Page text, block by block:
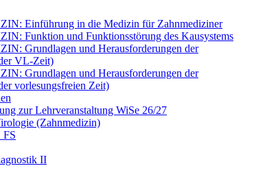
Einführung in die Medizin für Zahnmediziner
Funktion und Funktionsstörung des Kausystems
Grundlagen und Herausforderungen der
VL-Zeit)
Grundlagen und Herausforderungen der
vorlesungsfreien Zeit)
zur Lehrveranstaltung WiSe 26/27
(Zahnmedizin)
FS
II